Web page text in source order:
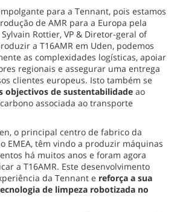
para a Tennant, pois estamos
de AMR para a Europa pela
Rottier, VP & Diretor-geral of
a T16AMR em Uden, podemos
as complexidades logísticas, apoiar
regionais e assegurar uma entrega
clientes europeus. Isto também se
objectivos de sustentabilidade ao
associada ao transporte
o principal centro de fabrico da
EMEA, têm vindo a produzir máquinas
há muitos anos e foram agora
a T16AMR. Este desenvolvimento
da Tennant e reforça a sua
de limpeza robotizada no